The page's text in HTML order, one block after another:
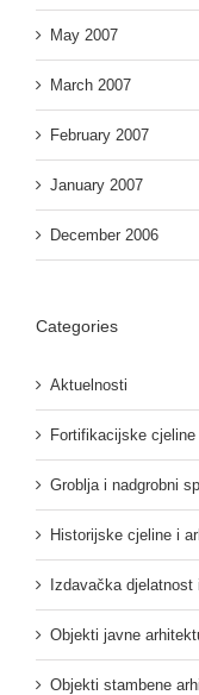
May 2007
March 2007
February 2007
January 2007
December 2006
Categories
Aktuelnosti
Fortifikacijske
Groblja i nadgrobni
Historijske cjeline i
Izdavačka djelatnost
Objekti javne
Objekti stambene